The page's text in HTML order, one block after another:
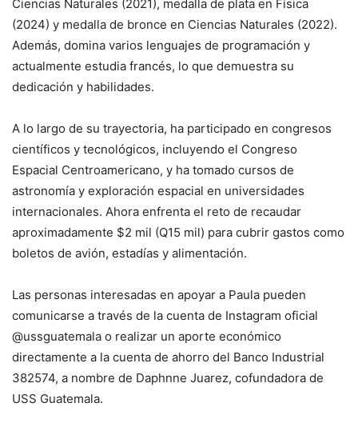
Ciencias Naturales (2021), medalla de plata en Física
(2024) y medalla de bronce en Ciencias Naturales (2022).
Además, domina varios lenguajes de programación y
actualmente estudia francés, lo que demuestra su
dedicación y habilidades.
A lo largo de su trayectoria, ha participado en congresos
científicos y tecnológicos, incluyendo el Congreso
Espacial Centroamericano, y ha tomado cursos de
astronomía y exploración espacial en universidades
internacionales. Ahora enfrenta el reto de recaudar
aproximadamente $2 mil (Q15 mil) para cubrir gastos como
boletos de avión, estadías y alimentación.
Las personas interesadas en apoyar a Paula pueden
comunicarse a través de la cuenta de Instagram oficial
@ussguatemala o realizar un aporte económico
directamente a la cuenta de ahorro del Banco Industrial
382574, a nombre de Daphnne Juarez, cofundadora de
USS Guatemala.